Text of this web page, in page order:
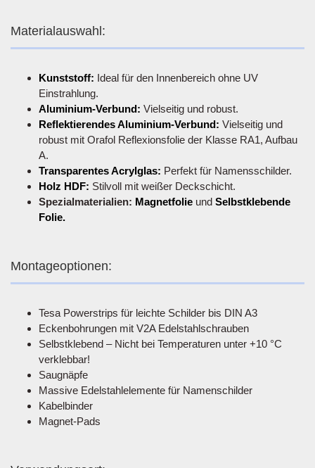
Materialauswahl:
Kunststoff: Ideal für den Innenbereich ohne UV
Einstrahlung.
Aluminium-Verbund: Vielseitig und robust.
Reflektierendes Aluminium-Verbund: Vielseitig und
robust mit Orafol Reflexionsfolie der Klasse RA1, Aufbau
A.
Transparentes Acrylglas: Perfekt für Namensschilder.
Holz HDF: Stilvoll mit weißer Deckschicht.
Spezialmaterialien: Magnetfolie und Selbstklebende
Folie.
Montageoptionen:
Tesa Powerstrips für leichte Schilder bis DIN A3
Eckenbohrungen mit V2A Edelstahlschrauben
Selbstklebend – Nicht bei Temperaturen unter +10 °C
verklebbar!
Saugnäpfe
Massive Edelstahlelemente für Namenschilder
Kabelbinder
Magnet-Pads